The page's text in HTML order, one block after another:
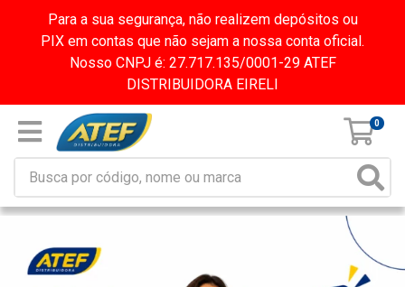
Para a sua segurança, não realizem depósitos ou
PIX em contas que não sejam a nossa conta oficial.
Nosso CNPJ é: 27.717.135/0001-29 ATEF
DISTRIBUIDORA EIRELI
0